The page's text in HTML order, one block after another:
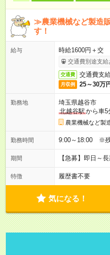
≫農業機械など製造
す！
給与 時給1600円＋交
交通費別途支給
交通費 交通費支
月収例 25～30万
勤務地
埼玉県越谷市
北越谷駅から車5
農業機械など製
勤務時間 9:00～18:00 ※残
期間 【急募】即日～
特徴 履歴書不要
気になる！